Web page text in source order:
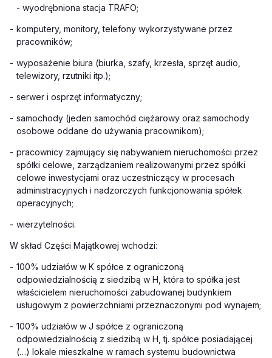
- wyodrębniona stacja TRAFO;
- komputery, monitory, telefony wykorzystywane przez
pracowników;
- wyposażenie biura (biurka, szafy, krzesła, sprzęt audio,
telewizory, rzutniki itp.);
- serwer i osprzęt informatyczny;
- samochody (jeden samochód ciężarowy oraz samochody
osobowe oddane do używania pracownikom);
- pracownicy zajmujący się nabywaniem nieruchomości przez
spółki celowe, zarządzaniem realizowanymi przez spółki
celowe inwestycjami oraz uczestniczący w procesach
administracyjnych i nadzorczych funkcjonowania spółek
operacyjnych;
- wierzytelności.
W skład Części Majątkowej wchodzi:
- 100% udziałów w K spółce z ograniczoną
odpowiedzialnością z siedzibą w H, która to spółka jest
właścicielem nieruchomości zabudowanej budynkiem
usługowym z powierzchniami przeznaczonymi pod wynajem;
- 100% udziałów w J spółce z ograniczoną
odpowiedzialnością z siedzibą w H, tj. spółce posiadającej
(…) lokale mieszkalne w ramach systemu budownictwa